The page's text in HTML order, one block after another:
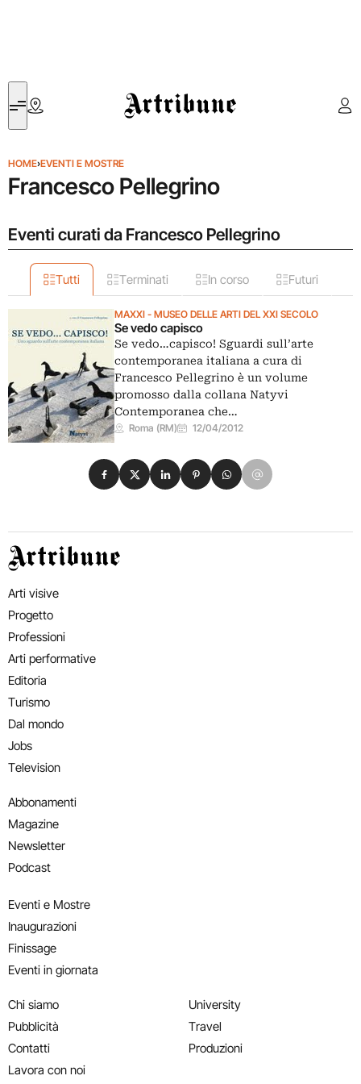
Artribune
HOME›EVENTI E MOSTRE
Francesco Pellegrino
Eventi curati da Francesco Pellegrino
Tutti Terminati In corso Futuri
MAXXI - MUSEO DELLE ARTI DEL XXI SECOLO
Se vedo capisco
Se vedo…capisco! Sguardi sull’arte
contemporanea italiana a cura di
Francesco Pellegrino è un volume
promosso dalla collana Natyvi
Contemporanea che…
Roma (RM) 12/04/2012
Condividi su Facebook
Condividi su X
Condividi su LinkedIn
Condividi su Pinterest
Condividi su WhatsApp
Condividi su Email
Artribune
Arti visive
Progetto
Professioni
Arti performative
Editoria
Turismo
Dal mondo
Jobs
Television
Abbonamenti
Magazine
Newsletter
Podcast
Eventi e Mostre
Inaugurazioni
Finissage
Eventi in giornata
Chi siamo
Pubblicità
Contatti
Lavora con noi
University
Travel
Produzioni